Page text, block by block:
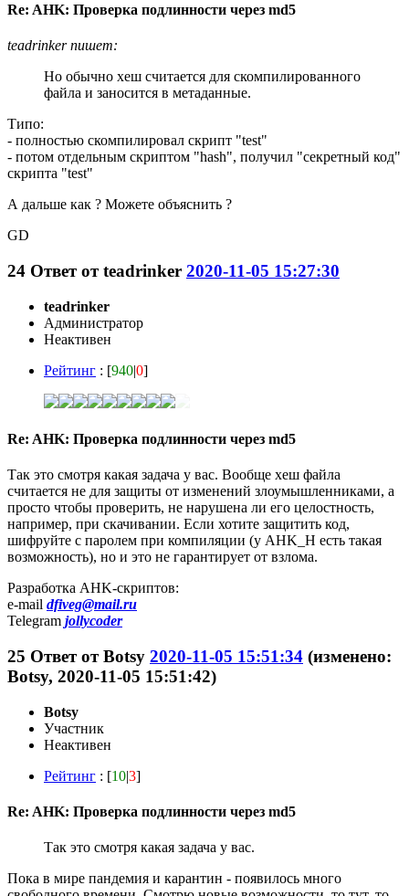
Re: AHK: Проверка подлинности через md5
teadrinker пишет:
Но обычно хеш считается для скомпилированного
файла и заносится в метаданные.
Типо:
- полностью скомпилировал скрипт "test"
- потом отдельным скриптом "hash", получил "секретный код"
скрипта "test"
А дальше как ? Можете объяснить ?
GD
24 Ответ отteadrinker 2020-11-05 15:27:30
teadrinker
Администратор
Неактивен
Рейтинг : [940|0]
Re: AHK: Проверка подлинности через md5
Так это смотря какая задача у вас. Вообще хеш файла
считается не для защиты от изменений злоумышленниками, а
просто чтобы проверить, не нарушена ли его целостность,
например, при скачивании. Если хотите защитить код,
шифруйте с паролем при компиляции (у AHK_H есть такая
возможность), но и это не гарантирует от взлома.
Разработка AHK-скриптов:
e-mail dfiveg@mail.ru
Telegram jollycoder
25 Ответ отBotsy 2020-11-05 15:51:34 (изменено:
Botsy, 2020-11-05 15:51:42)
Botsy
Участник
Неактивен
Рейтинг : [10|3]
Re: AHK: Проверка подлинности через md5
Так это смотря какая задача у вас.
Пока в мире пандемия и карантин - появилось много